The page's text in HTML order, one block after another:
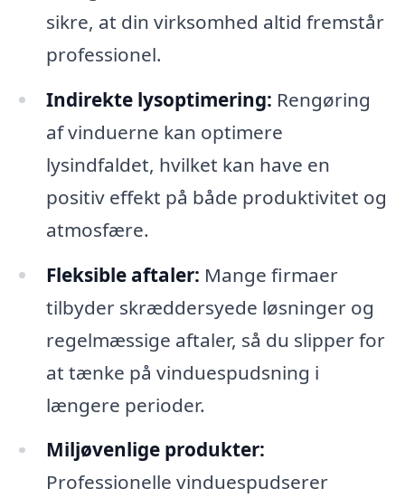
sikre, at din virksomhed altid fremstår
professionel.
Indirekte lysoptimering: Rengøring
af vinduerne kan optimere
lysindfaldet, hvilket kan have en
positiv effekt på både produktivitet og
atmosfære.
Fleksible aftaler: Mange firmaer
tilbyder skræddersyede løsninger og
regelmæssige aftaler, så du slipper for
at tænke på vinduespudsning i
længere perioder.
Miljøvenlige produkter:
Professionelle vinduespudserer